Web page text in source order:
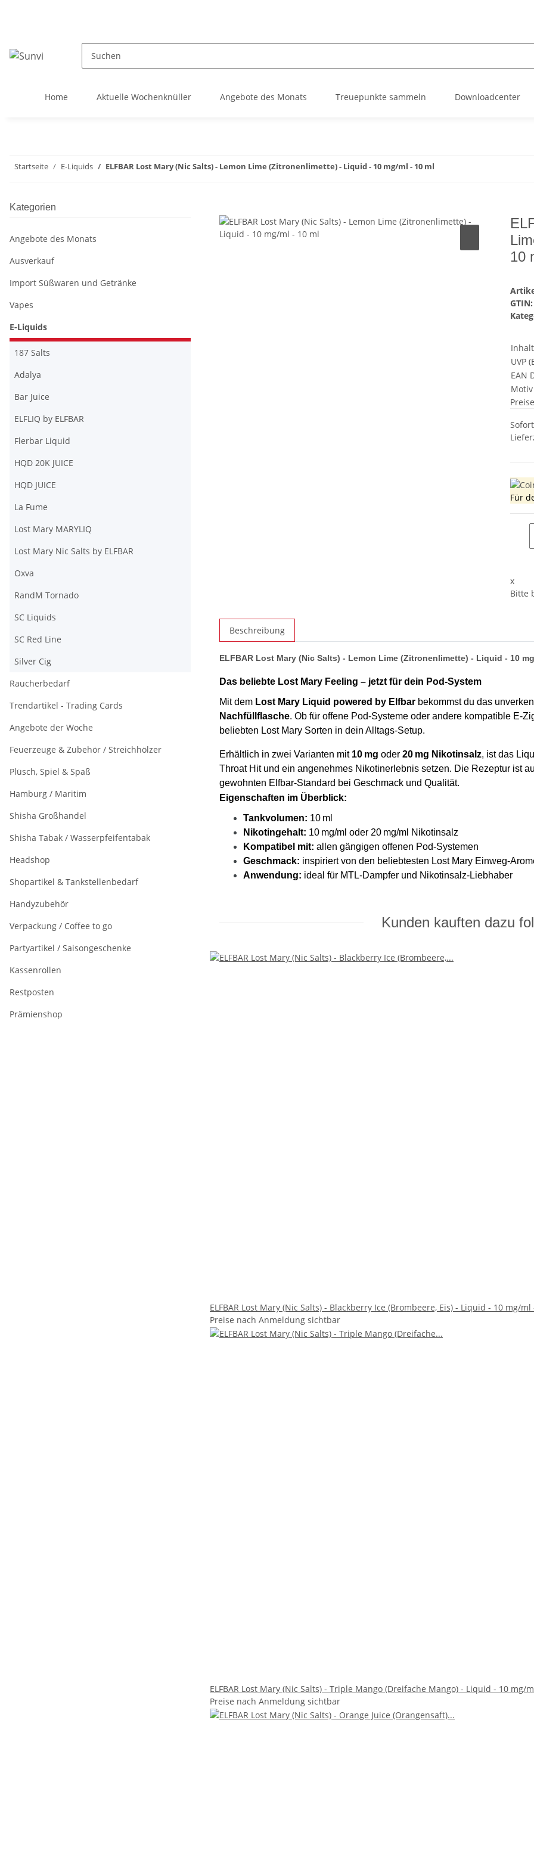
Home Aktuelle Wochenknüller Angebote des Monats Treuepunkte sammeln Downloadcenter
Startseite E-Liquids ELFBAR Lost Mary (Nic Salts) - Lemon Lime (Zitronenlimette) - Liquid - 10 mg/ml - 10 ml
10
GTIN:
UVP
EAN
Für
x
Bitte
Beschreibung
ELFBAR Lost Mary (Nic Salts) - Lemon Lime (Zitronenlimette) - Liquid - 10
Das beliebte Lost Mary Feeling – jetzt für dein Pod-System
Mit dem Lost Mary Liquid powered by Elfbar bekommst du das
Nachfüllflasche. Ob für offene Pod-Systeme oder andere kompatible E-
beliebten Lost Mary Sorten in dein Alltags-Setup.
Erhältlich in zwei Varianten mit 10 mg oder 20 mg Nikotinsalz, ist das
Throat Hit und ein angenehmes Nikotinerlebnis setzen. Die Rezeptur ist
gewohnten Elfbar-Standard bei Geschmack und Qualität.
Eigenschaften im Überblick:
Tankvolumen: 10 ml
Nikotingehalt: 10 mg/ml oder 20 mg/ml Nikotinsalz
Kompatibel mit: allen gängigen offenen Pod-Systemen
Geschmack: inspiriert von den beliebtesten Lost Mary Einweg-
Anwendung: ideal für MTL-Dampfer und Nikotinsalz-Liebhaber
Kunden kauften dazu
ELFBAR Lost Mary (Nic Salts) - Blackberry Ice (Brombeere, Eis) - Liquid - 10 mg/ml
Preise nach Anmeldung sichtbar
ELFBAR Lost Mary (Nic Salts) - Triple Mango (Dreifache Mango) - Liquid - 10 mg/
Preise nach Anmeldung sichtbar
Kategorien
Angebote des Monats
Ausverkauf
Import Süßwaren und Getränke
Vapes
E-Liquids
187 Salts
Adalya
Bar Juice
ELFLIQ by ELFBAR
Flerbar Liquid
HQD 20K JUICE
HQD JUICE
La Fume
Lost Mary MARYLIQ
Lost Mary Nic Salts by ELFBAR
Oxva
RandM Tornado
SC Liquids
SC Red Line
Silver Cig
Raucherbedarf
Trendartikel - Trading Cards
Angebote der Woche
Feuerzeuge & Zubehör / Streichhölzer
Plüsch, Spiel & Spaß
Hamburg / Maritim
Shisha Großhandel
Shisha Tabak / Wasserpfeifentabak
Headshop
Shopartikel & Tankstellenbedarf
Handyzubehör
Verpackung / Coffee to go
Partyartikel / Saisongeschenke
Kassenrollen
Restposten
Prämienshop